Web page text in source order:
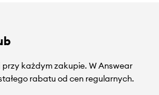
przy każdym zakupie. W Answear
rabatu od cen regularnych.